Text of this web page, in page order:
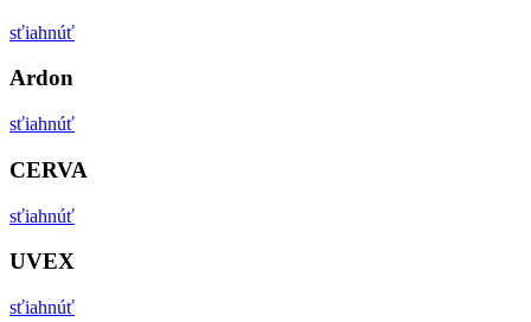
sťiahnúť
Ardon
sťiahnúť
CERVA
sťiahnúť
UVEX
sťiahnúť